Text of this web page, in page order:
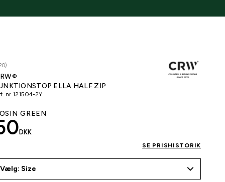
ELLA HALF ZIP
nr 121504-2Y
GREEN
DKK
SE PRISHISTORIK
Vælg: Size